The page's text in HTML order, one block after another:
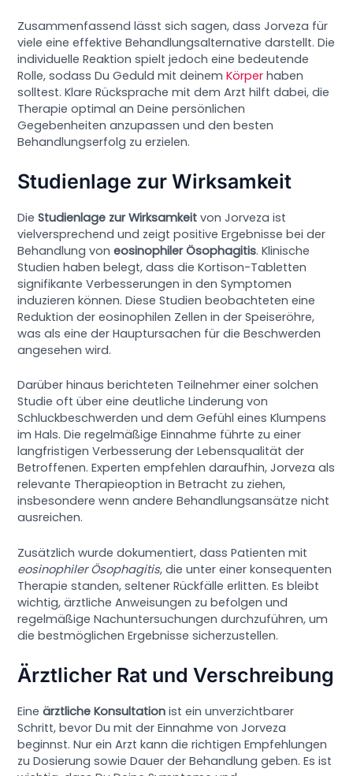
Zusammenfassend lässt sich sagen, dass Jorveza für
viele eine effektive Behandlungsalternative darstellt. Die
individuelle Reaktion spielt jedoch eine bedeutende
Rolle, sodass Du Geduld mit deinemKörper haben
solltest. Klare Rücksprache mit dem Arzt hilft dabei, die
Therapie optimal an Deine persönlichen
Gegebenheiten anzupassen und den besten
Behandlungserfolg zu erzielen.
Studienlage zur Wirksamkeit
DieStudienlage zur Wirksamkeit von Jorveza ist
vielversprechend und zeigt positive Ergebnisse bei der
Behandlung voneosinophiler Ösophagitis. Klinische
Studien haben belegt, dass die Kortison-Tabletten
signifikante Verbesserungen in den Symptomen
induzieren können. Diese Studien beobachteten eine
Reduktion der eosinophilen Zellen in der Speiseröhre,
was als eine der Hauptursachen für die Beschwerden
angesehen wird.
Darüber hinaus berichteten Teilnehmer einer solchen
Studie oft über eine deutliche Linderung von
Schluckbeschwerden und dem Gefühl eines Klumpens
im Hals. Die regelmäßige Einnahme führte zu einer
langfristigen Verbesserung der Lebensqualität der
Betroffenen. Experten empfehlen daraufhin, Jorveza als
relevante Therapieoption in Betracht zu ziehen,
insbesondere wenn andere Behandlungsansätze nicht
ausreichen.
Zusätzlich wurde dokumentiert, dass Patienten mit
eosinophiler Ösophagitis, die unter einer konsequenten
Therapie standen, seltener Rückfälle erlitten. Es bleibt
wichtig, ärztliche Anweisungen zu befolgen und
regelmäßige Nachuntersuchungen durchzuführen, um
die bestmöglichen Ergebnisse sicherzustellen.
Ärztlicher Rat und Verschreibung
Eineärztliche Konsultation ist ein unverzichtbarer
Schritt, bevor Du mit der Einnahme von Jorveza
beginnst. Nur ein Arzt kann die richtigen Empfehlungen
zu Dosierung sowie Dauer der Behandlung geben. Es ist